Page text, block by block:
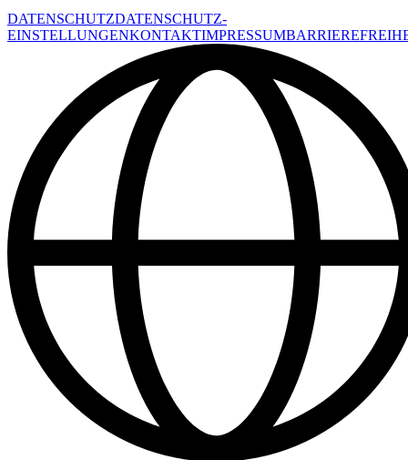
DATENSCHUTZDATENSCHUTZ-
EINSTELLUNGENKONTAKTIMPRESSUM